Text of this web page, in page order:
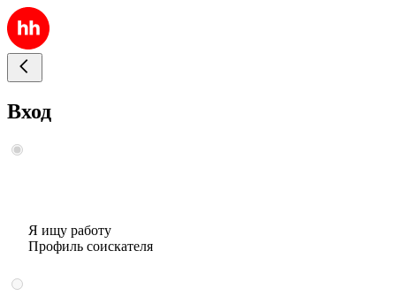
Вход
Я ищу работу
Профиль соискателя